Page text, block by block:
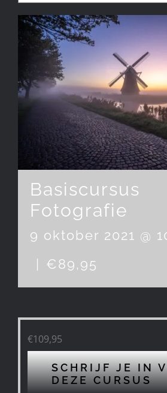
Basiscursus
Fotografie
9 oktober 2021 @
€89,95
€109,95
SCHRIJF JE IN
DEZE CURSUS